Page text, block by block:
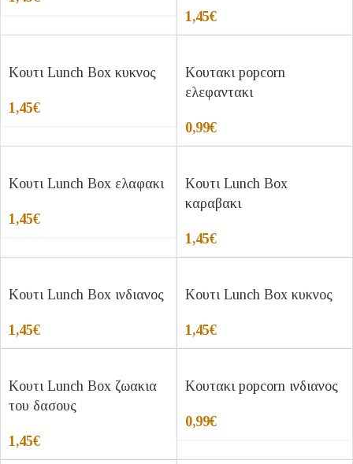
1,45€
Κουτι Lunch Box κυκνος
1,45€
Κουτακι popcorn
ελεφαντακι
0,99€
Κουτι Lunch Box ελαφακι
1,45€
Κουτι Lunch Box
καραβακι
1,45€
Κουτι Lunch Box ινδιανος
1,45€
Κουτι Lunch Box κυκνος
1,45€
Κουτι Lunch Box ζωακια
του δασους
1,45€
Κουτακι popcorn ινδιανος
0,99€